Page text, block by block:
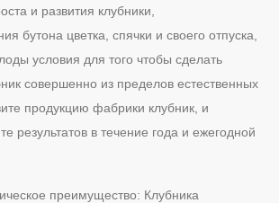
и развития клубники,
бутона цветка, спячки и своего отпуска,
условия для того чтобы сделать
совершенно из пределов естественных
продукцию фабрики клубник, и
результатов в течение года и ежегодной
преимущество: Клубника